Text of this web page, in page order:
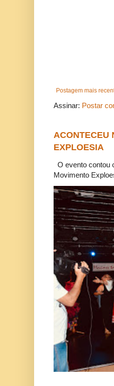
Postagem mais
Assinar: Postar
ACONTECEU
EXPLOESIA
O evento contou
Movimento